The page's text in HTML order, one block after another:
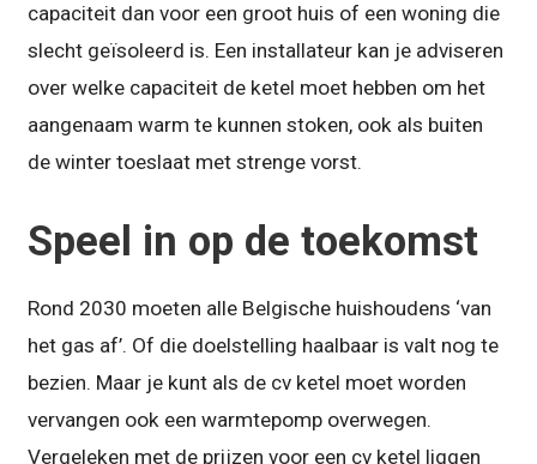
capaciteit dan voor een groot huis of een woning die
slecht geïsoleerd is. Een installateur kan je adviseren
over welke capaciteit de ketel moet hebben om het
aangenaam warm te kunnen stoken, ook als buiten
de winter toeslaat met strenge vorst.
Speel in op de toekomst
Rond 2030 moeten alle Belgische huishoudens ‘van
het gas af’. Of die doelstelling haalbaar is valt nog te
bezien. Maar je kunt als de cv ketel moet worden
vervangen ook een warmtepomp overwegen.
Vergeleken met de prijzen voor een cv ketel liggen